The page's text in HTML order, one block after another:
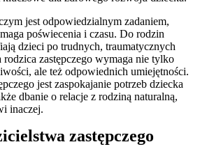
jest odpowiedzialnym zadaniem,
poświecenia i czasu. Do rodzin
dzieci po trudnych, traumatycznych
zastępczego wymaga nie tylko
ale też odpowiednich umiejętności.
jest zaspokajanie potrzeb dziecka
dbanie o relacje z rodziną naturalną,
inaczej.
zastępczego